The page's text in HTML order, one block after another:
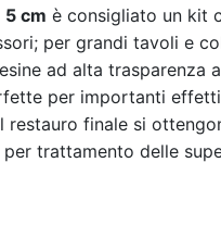
5 cm è consigliato un kit
per grandi tavoli e
ad alta trasparenza
per importanti
restauro finale si
per trattamento delle